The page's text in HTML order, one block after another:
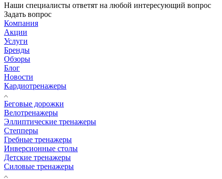
Наши специалисты ответят на любой интересующий вопрос
Задать вопрос
Компания
Акции
Услуги
Бренды
Обзоры
Блог
Новости
Кардиотренажеры
Беговые дорожки
Велотренажеры
Эллиптические тренажеры
Степперы
Гребные тренажеры
Инверсионные столы
Детские тренажеры
Силовые тренажеры